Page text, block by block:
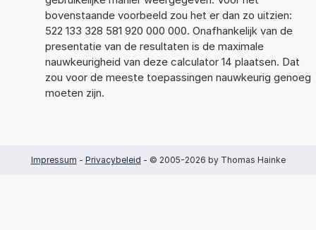
bovenstaande voorbeeld zou het er dan zo uitzien:
522 133 328 581 920 000 000. Onafhankelijk van de
presentatie van de resultaten is de maximale
nauwkeurigheid van deze calculator 14 plaatsen. Dat
zou voor de meeste toepassingen nauwkeurig genoeg
moeten zijn.
Impressum - Privacybeleid - © 2005-2026 by Thomas Hainke